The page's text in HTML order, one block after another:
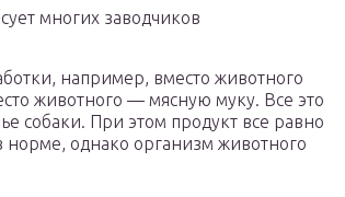
многих заводчиков
например, вместо животного
животного — мясную муку. Все это
собаки. При этом продукт все равно
норме, однако организм животного